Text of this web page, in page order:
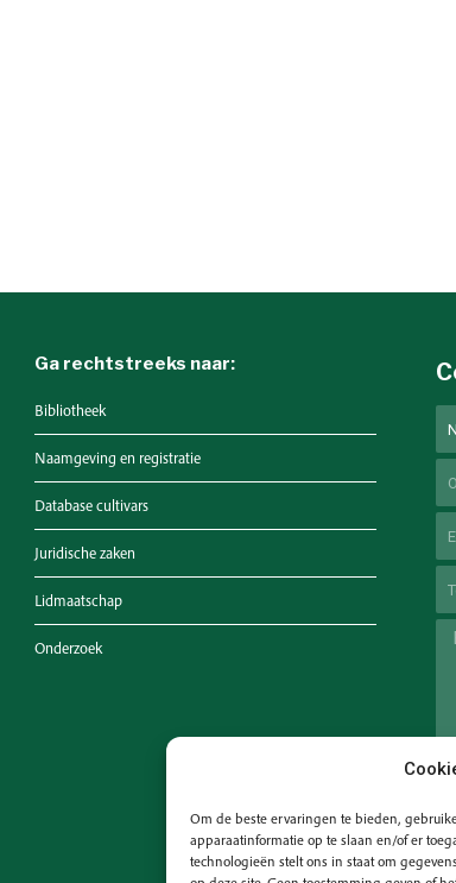
Om de beste ervaringen te bieden,
apparaatinformatie op te slaan en/of er
technologieën stelt ons in staat om
Ga rechtstreeks naar:
Bibliotheek
Naamgeving en registratie
Database cultivars
Juridische zaken
Lidmaatschap
Onderzoek